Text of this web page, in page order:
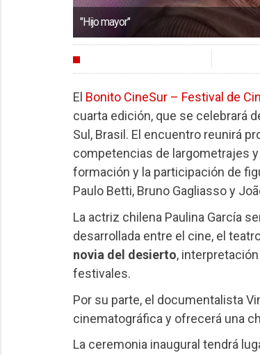
"Hijo mayor"
El Bonito CineSur – Festival de
cuarta edición, que se celebrará
Sul, Brasil. El encuentro reunirá
competencias de largometrajes
formación y la participación de
Paulo Betti, Bruno Gagliasso y
La actriz chilena Paulina García
desarrollada entre el cine, el
novia del desierto,
festivales.
Por su parte, el documentalista
cinematográfica y ofrecerá una
La ceremonia inaugural tendrá